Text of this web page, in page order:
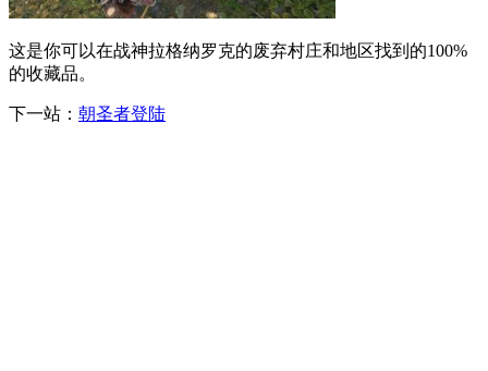
这是你可以在战神拉格纳罗克的废弃村庄和地区找到的100%
的收藏品。
下一站： 朝圣者登陆